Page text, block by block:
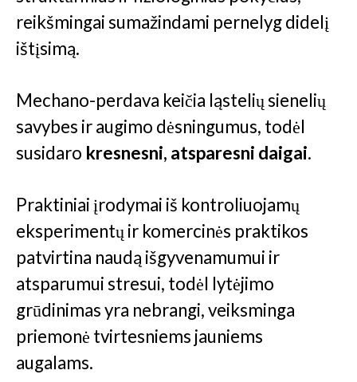
reikšmingai sumažindami pernelyg didelį
ištįsimą.
Mechano-perdava keičia ląstelių sienelių
savybes ir augimo dėsningumus, todėl
susidaro kresnesni, atsparesni daigai.
Praktiniai įrodymai iš kontroliuojamų
eksperimentų ir komercinės praktikos
patvirtina naudą išgyvenamumui ir
atsparumui stresui, todėl lytėjimo
grūdinimas yra nebrangi, veiksminga
priemonė tvirtesniems jauniems
augalams.